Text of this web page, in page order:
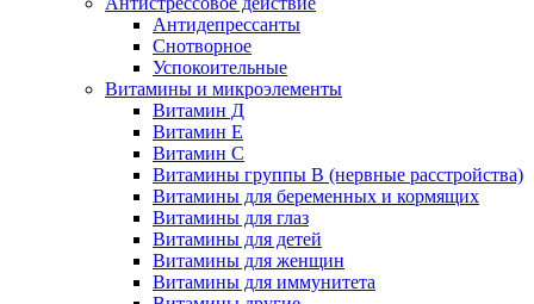
Антидепрессанты
Снотворное
Успокоительные
Витамины и микроэлементы
Витамин Д
Витамин Е
Витамин С
Витамины группы В (нервные расстройства)
Витамины для беременных и кормящих
Витамины для глаз
Витамины для детей
Витамины для женщин
Витамины для иммунитета